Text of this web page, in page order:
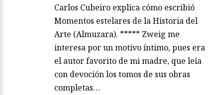
Carlos Cubeiro explica cómo escribió
Momentos estelares de la Historia del
Arte (Almuzara). ***** Zweig me
interesa por un motivo íntimo, pues era
el autor favorito de mi madre, que leía
con devoción los tomos de sus obras
completas…